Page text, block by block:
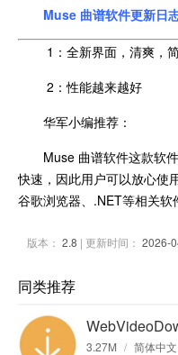
Muse 曲谱软件更新日
1：全新界面，清爽，
2：性能越来越好
华军小编推荐：
Muse 曲谱软件这款软
快速，因此用户可以放心使
谷歌浏览器、.NET等相关软
版本： 2.8 | 更新时间： 2026-
同类推荐
3.27M / 简体中文